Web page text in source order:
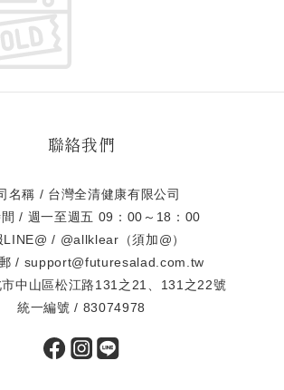
聯絡我們
名稱 / 台灣全清健康有限公司
間 / 週一至週五 09：00～18：00
LINE@ / @allklear（須加@）
/ support@futuresalad.com.tw
中山區松江路131之21、131之22號
統一編號 / 83074978